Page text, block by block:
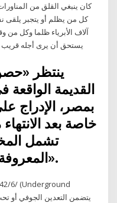
كان ينبغي القلق من
كل من يظلم أو يتجبر يلقى
آلاف الأبرياء ظلما وكل
يستحق أن يرى أجله
ينتظر
القديمة
بمصر، الإدراج
خاصة بعد
تشمل
المعروفة أيضاً بـ«واحة الإله أمون».